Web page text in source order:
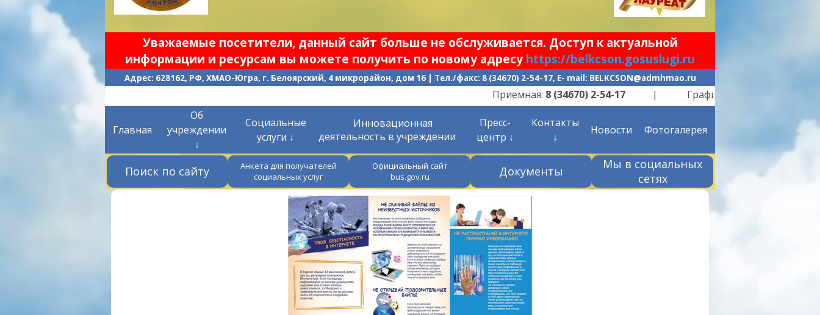
Уважаемые посетители, данный сайт больше не обслуживается. Доступ к актуальной
информации и ресурсам вы можете получить по новому адресуhttps://belkcson.gosuslugi.ru
Адрес: 628162, РФ, ХМАО-Югра, г. Белоярский, 4 микрорайон, дом 16 | Тел./факс: 8 (34670) 2-54-17, E- mail: BELKCSON@admhmao.ru
Приемная:8 (34670) 2-54-17 | График работы: ПН-ПТ -
Главная
Об
учреждении
↓
Социальные
услуги ↓
Инновационная
деятельность в учреждении
Пресс-
центр ↓
Контакты
↓
Новости Фотогалерея
Поиск по сайту
Анкета для получателей
социальных услуг
Официальный сайт
bus.gov.ru
Документы
Мы в социальных
сетях